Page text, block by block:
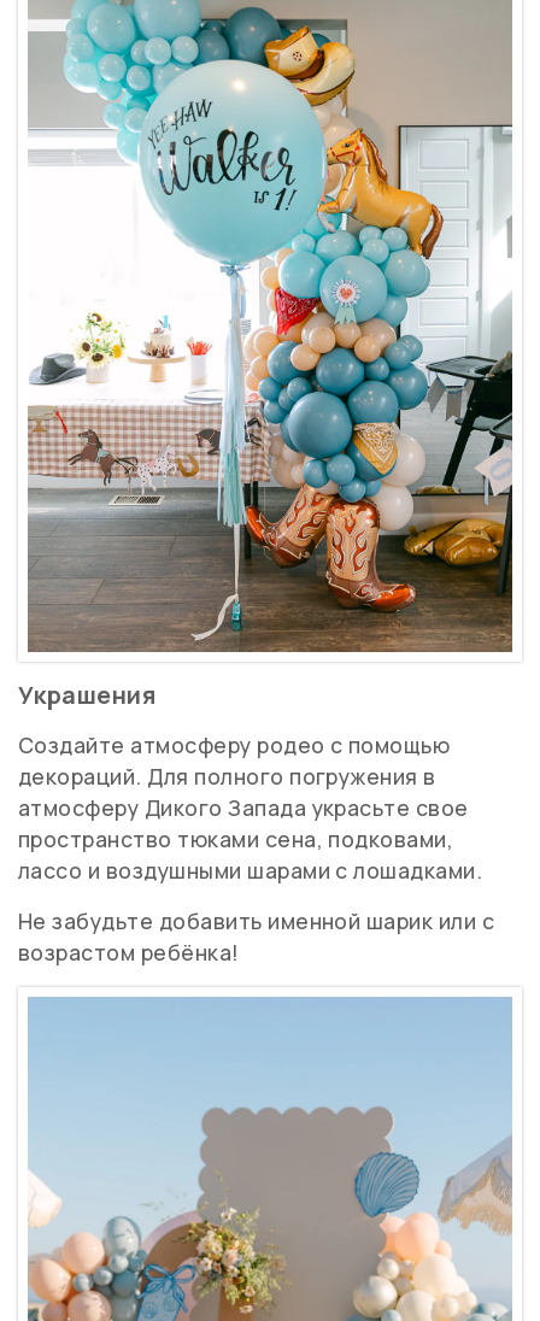
Украшения
Создайте атмосферу родео с помощью
декораций. Для полного погружения в
атмосферу Дикого Запада украсьте свое
пространство тюками сена, подковами,
лассо и воздушными шарами с лошадками.
Не забудьте добавить именной шарик или с
возрастом ребёнка!